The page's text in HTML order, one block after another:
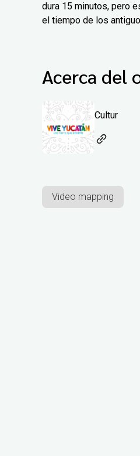
dura 15 minutos, pero
el tiempo de los
Acerca del
Cultur
Video mapping